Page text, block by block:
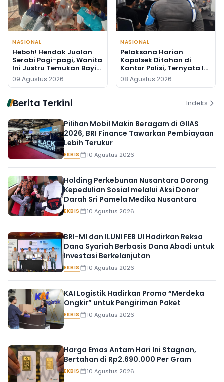
NASIONAL
Heboh! Hendak Jualan
Serabi Pagi-pagi, Wanita
Ini Justru Temukan Bayi
Baru Lahir di Pos Kamling
09 Agustus 2026
NASIONAL
Pelaksana Harian
Kapolsek Ditahan di
Kantor Polisi, Ternyata Ini
Penyebabnya
08 Agustus 2026
Berita Terkini Indeks
Pilihan Mobil Makin Beragam di GIIAS
2026, BRI Finance Tawarkan Pembiayaan
Lebih Terukur
EKBIS 10 Agustus 2026
Holding Perkebunan Nusantara Dorong
Kepedulian Sosial melalui Aksi Donor
Darah Sri Pamela Medika Nusantara
EKBIS 10 Agustus 2026
BRI-MI dan ILUNI FEB UI Hadirkan Reksa
Dana Syariah Berbasis Dana Abadi untuk
Investasi Berkelanjutan
EKBIS 10 Agustus 2026
KAI Logistik Hadirkan Promo “Merdeka
Ongkir” untuk Pengiriman Paket
EKBIS 10 Agustus 2026
Harga Emas Antam Hari Ini Stagnan,
Bertahan di Rp2.690.000 Per Gram
EKBIS 10 Agustus 2026